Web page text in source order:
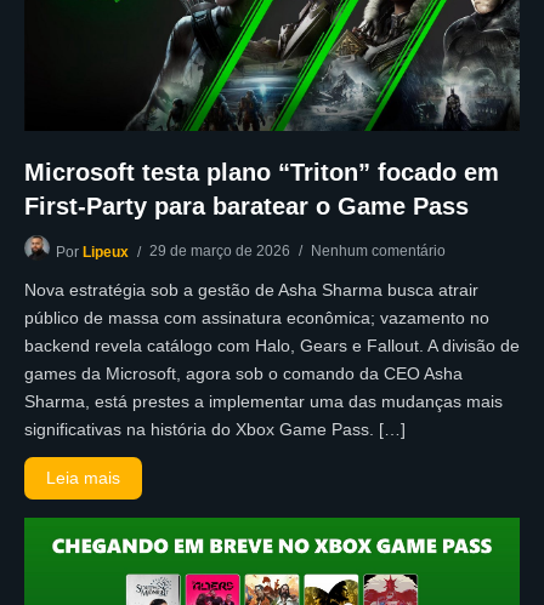
Microsoft testa plano “Triton” focado em
First-Party para baratear o Game Pass
Por Lipeux 29 de março de 2026 Nenhum comentário
Nova estratégia sob a gestão de Asha Sharma busca atrair
público de massa com assinatura econômica; vazamento no
backend revela catálogo com Halo, Gears e Fallout. A divisão de
games da Microsoft, agora sob o comando da CEO Asha
Sharma, está prestes a implementar uma das mudanças mais
significativas na história do Xbox Game Pass. […]
Leia mais